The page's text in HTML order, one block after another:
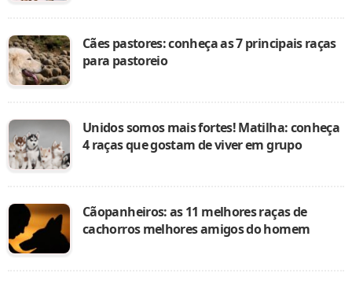
Cães pastores: conheça as 7 principais raças
para pastoreio
Unidos somos mais fortes! Matilha: conheça
4 raças que gostam de viver em grupo
Cãopanheiros: as 11 melhores raças de
cachorros melhores amigos do homem